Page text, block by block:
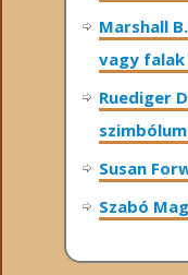
Marshall
vagy falak
Ruediger
szimbólum
Susan
Szabó